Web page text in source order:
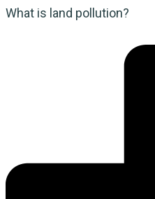
What is land pollution?